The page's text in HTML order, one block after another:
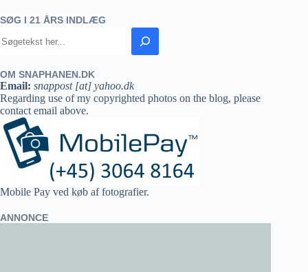
SØG I 21 ÅRS INDLÆG
OM SNAPHANEN.DK
Email: snappost [at] yahoo.dk
Regarding use of my copyrighted photos on the blog, please
contact email above.
Mobile Pay ved køb af fotografier.
ANNONCE